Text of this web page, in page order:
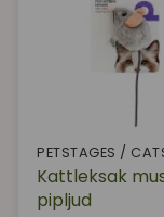
PETSTAGES /
Kattleksak
pipljud